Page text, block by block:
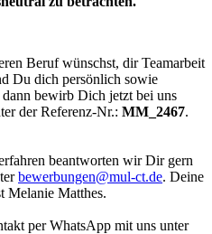
Beruf wünschst, dir Teamarbeit
Du dich persönlich sowie
bewirb Dich jetzt bei uns
der Referenz-Nr.: MM_2467.
beantworten wir Dir gern
bewerbungen@mul-ct.de. Deine
Melanie Matthes.
per WhatsApp mit uns unter